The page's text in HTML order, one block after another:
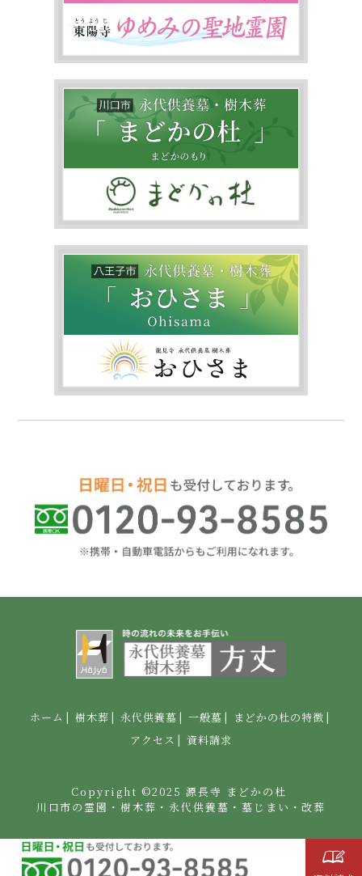
ホーム 樹木葬 永代供養墓 一般墓
まどかの杜の特徴
アクセス
資料請求
Copyright ©2025源長寺 まどかの杜
川口市の霊園・樹木葬・永代供養墓・墓じまい・改葬